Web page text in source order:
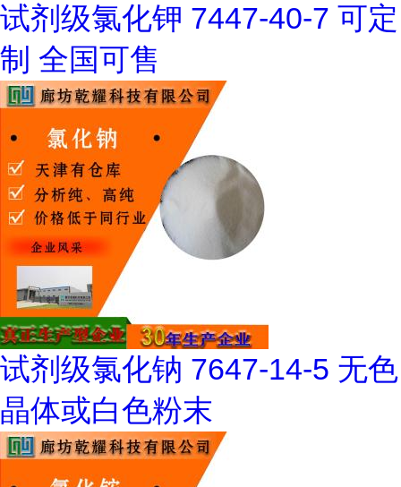
试剂级氯化钾 7447-40-7 可定
制 全国可售
试剂级氯化钠 7647-14-5 无色
晶体或白色粉末